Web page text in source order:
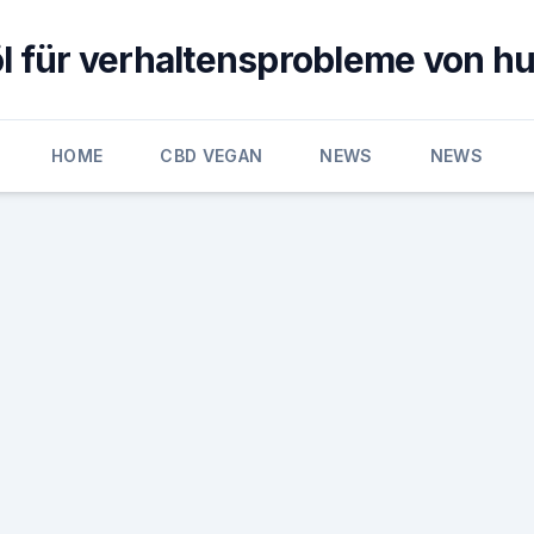
für verhaltensprobleme von
HOME CBD VEGAN NEWS NEWS